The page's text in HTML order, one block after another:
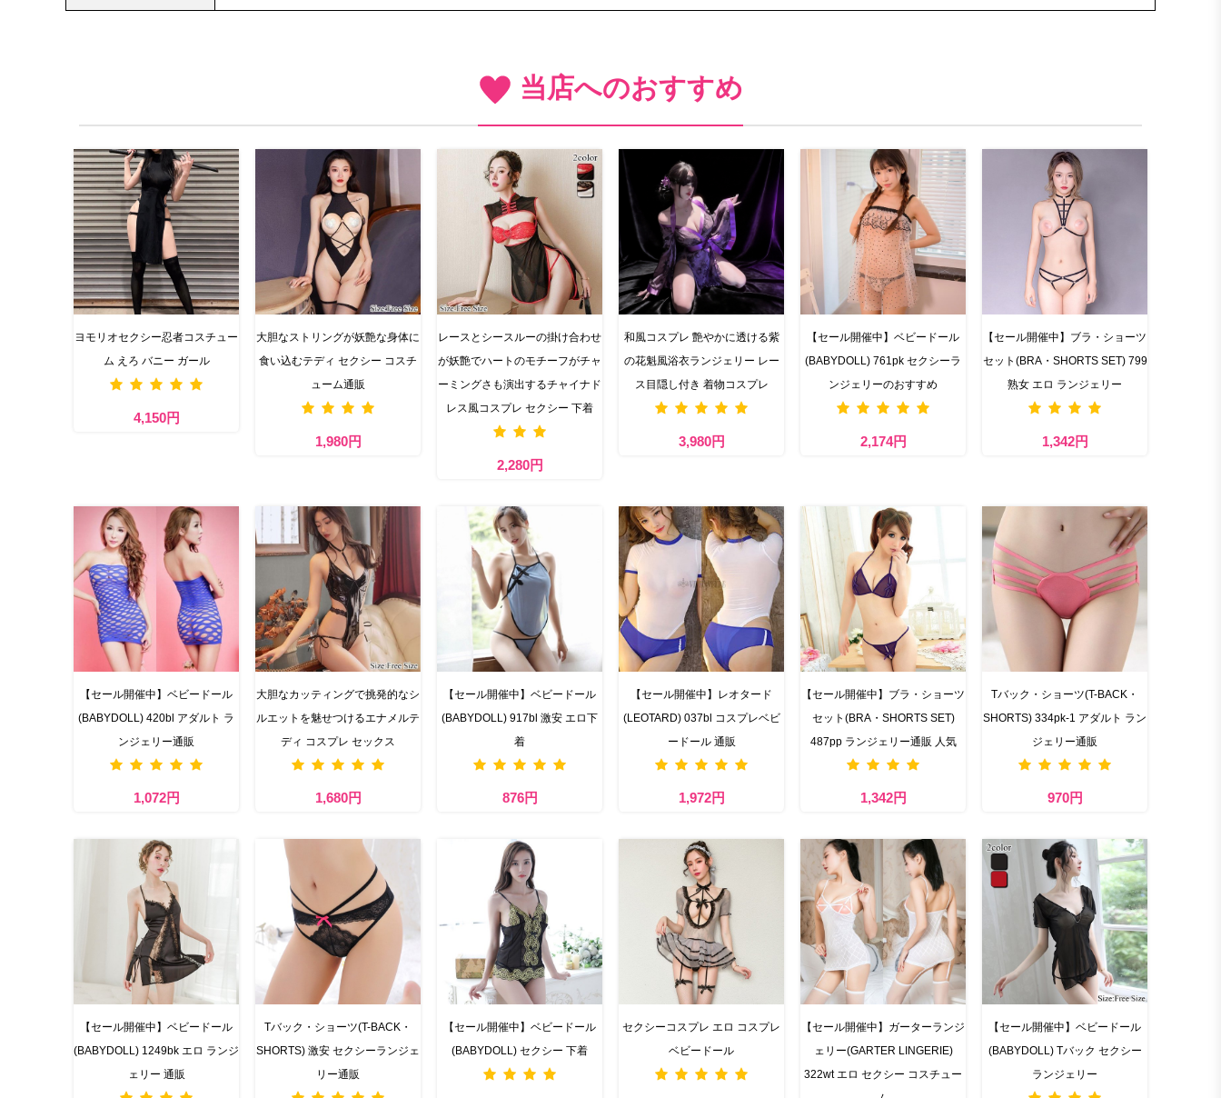
当店へのおすすめ
ヨモリオセクシー忍者コスチュー
ム えろ バニー ガール
4,150円
大胆なストリングが妖艶な身体に
食い込むテディ セクシー コスチ
ューム通販
1,980円
レースとシースルーの掛け合わせ
が妖艶でハートのモチーフがチャ
ーミングさも演出するチャイナド
レス風コスプレ セクシー 下着
2,280円
和風コスプレ 艶やかに透ける紫
の花魁風浴衣ランジェリー レー
ス目隠し付き 着物コスプレ
3,980円
【セール開催中】ベビードール
(BABYDOLL) 761pk セクシーラ
ンジェリーのおすすめ
2,174円
【セール開催中】ブラ・ショーツ
セット(BRA・SHORTS SET) 799
熟女 エロ ランジェリー
1,342円
【セール開催中】ベビードール
(BABYDOLL) 420bl アダルト ラ
ンジェリー通販
1,072円
大胆なカッティングで挑発的なシ
ルエットを魅せつけるエナメルテ
ディ コスプレ セックス
1,680円
【セール開催中】ベビードール
(BABYDOLL) 917bl 激安 エロ下
着
876円
【セール開催中】レオタード
(LEOTARD) 037bl コスプレベビ
ードール 通販
1,972円
【セール開催中】ブラ・ショーツ
セット(BRA・SHORTS SET)
487pp ランジェリー通販 人気
1,342円
Tバック・ショーツ(T-BACK・
SHORTS) 334pk-1 アダルト ラン
ジェリー通販
970円
【セール開催中】ベビードール
(BABYDOLL) 1249bk エロ ランジ
ェリー 通販
Tバック・ショーツ(T-BACK・
SHORTS) 激安 セクシーランジェ
リー通販
【セール開催中】ベビードール
(BABYDOLL) セクシー 下着
セクシーコスプレ エロ コスプレ
ベビードール
【セール開催中】ガーターランジ
ェリー(GARTER LINGERIE)
322wt エロ セクシー コスチュー
【セール開催中】ベビードール
(BABYDOLL) Tバック セクシー
ランジェリー